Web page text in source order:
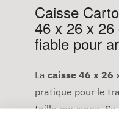
Caisse
46 x 26 x
fiable pour
La caisse 46 x 26
pratique pour le
taille moyenne.